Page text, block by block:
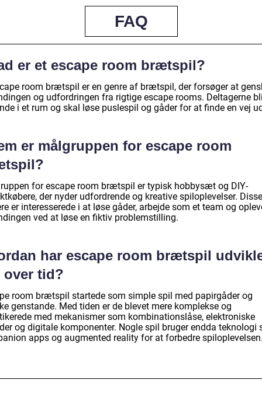
FAQ
er et escape room brætspil?
room brætspil er en genre af brætspil, der forsøger at
og udfordringen fra rigtige escape rooms. Deltagerne
i et rum og skal løse puslespil og gåder for at finde en vej
er målgruppen for escape room
for escape room brætspil er typisk hobbysæt og DIY-
der nyder udfordrende og kreative spiloplevelser. Disse
er interesserede i at løse gåder, arbejde som et team og
ved at løse en fiktiv problemstilling.
har escape room brætspil
over tid?
room brætspil startede som simple spil med papirgåder og
genstande. Med tiden er de blevet mere komplekse og
med mekanismer som kombinationslåse, elektroniske
og digitale komponenter. Nogle spil bruger endda teknologi
apps og augmented reality for at forbedre